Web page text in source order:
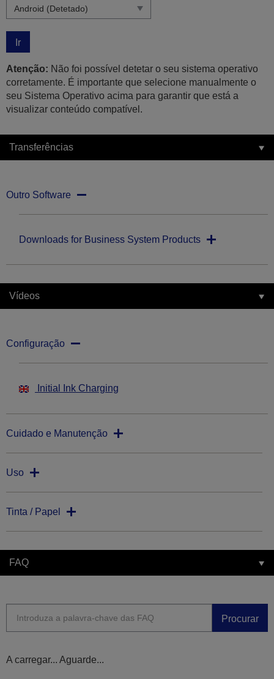
Ir
Atenção: Não foi possível detetar o seu sistema operativo
corretamente. É importante que selecione manualmente o
seu Sistema Operativo acima para garantir que está a
visualizar conteúdo compatível.
Transferências
Outro Software
Downloads for Business System Products
Vídeos
Configuração
Initial Ink Charging
Cuidado e Manutenção
Uso
Tinta / Papel
FAQ
Procurar
A carregar... Aguarde...